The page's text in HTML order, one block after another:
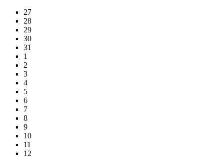
27
28
29
30
31
1
2
3
4
5
6
7
8
9
10
11
12